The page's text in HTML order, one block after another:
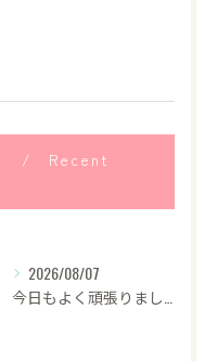
Recent
2026/08/07